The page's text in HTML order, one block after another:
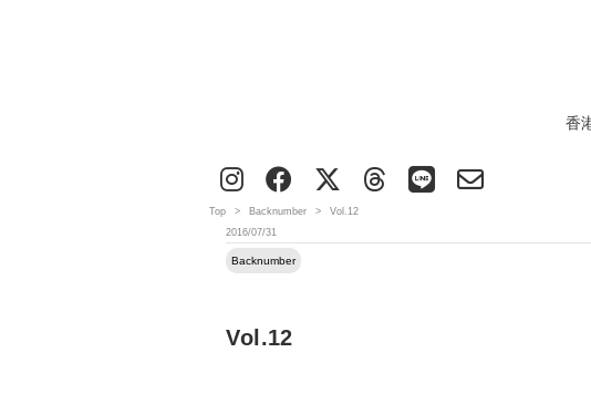
香
Top > Backnumber >
Vol.12
2016/07/31
Backnumber
Vol.12